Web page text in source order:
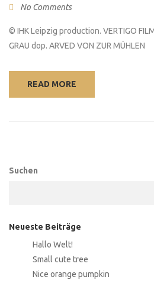
No Comments
© IHK Leipzig production. VERTIGO
GRAU dop. ARVED VON ZUR MÜHLEN
READ MORE
Suchen
Neueste Beiträge
Hallo Welt!
Small cute tree
Nice orange pumpkin